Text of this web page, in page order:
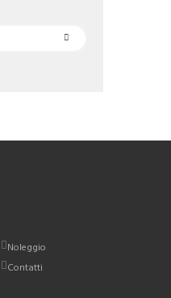
Noleggio
Contatti